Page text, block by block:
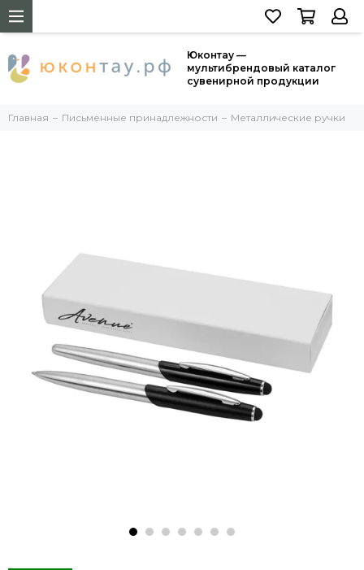
Юконтау —
мультибрендовый каталог
сувенирной продукции
Главная Письменные принадлежности Металлические ручки